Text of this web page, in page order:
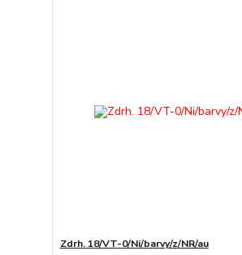
Zdrh. 18/VT-0/Ni/barvy/z/NR/au